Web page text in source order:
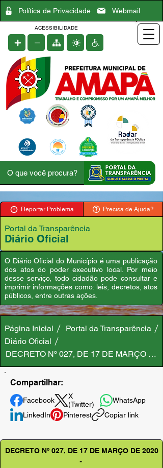
Política de Privacidade Webmail
ACESSIBILIDADE
Reportar Problema Precisa de Ajuda?
Portal da Transparência
Diário Oficial
O Diário Oficial do Município é uma publicação
dos atos do poder executivo local. Por meio
desse serviço, todo cidadão pode consultar e
imprimir informações como: leis, decretos, atos
públicos, entre outras ações.
Página Inicial
Portal da Transparência
Diário Oficial
DECRETO Nº 027, DE 17 DE MARÇO DE
Compartilhar:
Facebook
X
(Twitter)
WhatsApp
LinkedIn
Pinterest Copiar link
DECRETO Nº 027, DE 17 DE MARÇO DE 2020
-